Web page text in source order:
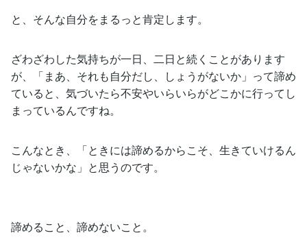
と、そんな自分をまるっと肯定します。
ざわざわした気持ちが一日、二日と続くことがあります
が、「まあ、それも自分だし、しょうがないか」って諦め
ていると、気づいたら不安やいらいらがどこかに行ってし
まっているんですね。
こんなとき、「ときには諦めるからこそ、生きていけるん
じゃないかな」と思うのです。
諦めること、諦めないこと。